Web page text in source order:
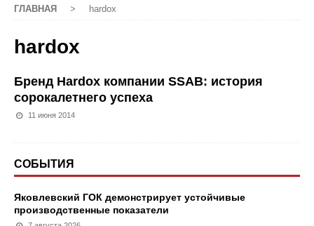
ГЛАВНАЯ > hardox
hardox
Бренд Hardox компании SSAB: история
сорокалетнего успеха
11 июня 2014
СОБЫТИЯ
Яковлевский ГОК демонстрирует устойчивые
производственные показатели